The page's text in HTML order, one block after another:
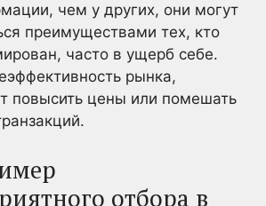
чем у других, они могут
преимуществами тех, кто
часто в ущерб себе.
рынка,
повысить цены или помешать
отбора в